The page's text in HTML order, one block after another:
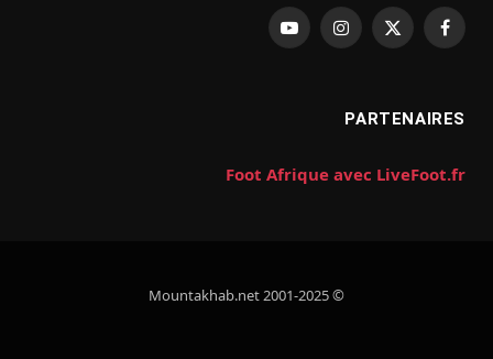
فيسبوكX
الانستغراميوتيوب
PARTENAIRES
Foot Afrique avec LiveFoot.fr
© 2001-2025 Mountakhab.net